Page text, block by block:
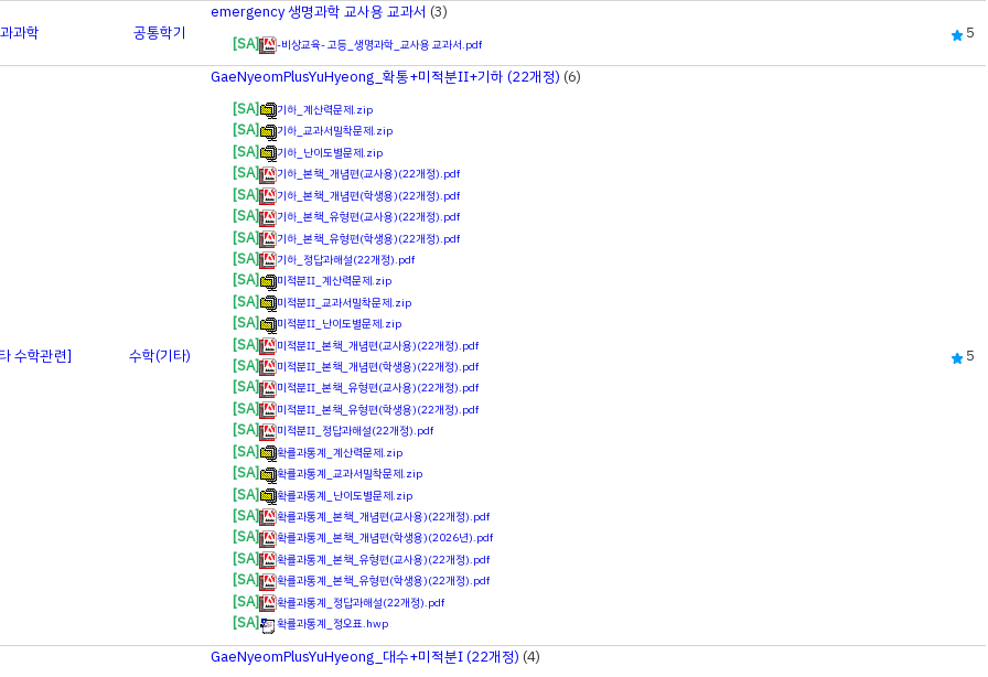
과학 공통학기
emergency 생명과학 교사용 교과서 (3)
[SA]
-비상교육- 고등_생명과학_교사용 교과서.pdf
5
수학관련] 수학(기타)
GaeNyeomPlusYuHyeong_확통+미적분Ⅱ+기하 (22개정) (6)
[SA]
기하_계산력문제.zip
[SA] 기하_교과서밀착문제.zip
[SA] 기하_난이도별문제.zip
[SA] 기하_본책_개념편(교사용)(22개정).pdf
[SA] 기하_본책_개념편(학생용)(22개정).pdf
[SA] 기하_본책_유형편(교사용)(22개정).pdf
[SA] 기하_본책_유형편(학생용)(22개정).pdf
[SA] 기하_정답과해설(22개정).pdf
[SA] 미적분Ⅱ_계산력문제.zip
[SA] 미적분Ⅱ_교과서밀착문제.zip
[SA] 미적분Ⅱ_난이도별문제.zip
[SA] 미적분Ⅱ_본책_개념편(교사용)(22개정).pdf
[SA] 미적분Ⅱ_본책_개념편(학생용)(22개정).pdf
[SA] 미적분Ⅱ_본책_유형편(교사용)(22개정).pdf
[SA] 미적분Ⅱ_본책_유형편(학생용)(22개정).pdf
[SA] 미적분Ⅱ_정답과해설(22개정).pdf
[SA] 확률과통계_계산력문제.zip
[SA] 확률과통계_교과서밀착문제.zip
[SA] 확률과통계_난이도별문제.zip
[SA] 확률과통계_본책_개념편(교사용)(22개정).pdf
[SA] 확률과통계_본책_개념편(학생용)(2026년).pdf
[SA] 확률과통계_본책_유형편(교사용)(22개정).pdf
[SA] 확률과통계_본책_유형편(학생용)(22개정).pdf
[SA] 확률과통계_정답과해설(22개정).pdf
[SA] 확률과통계_정오표.hwp
5
GaeNyeomPlusYuHyeong_대수+미적분Ⅰ (22개정) (4)